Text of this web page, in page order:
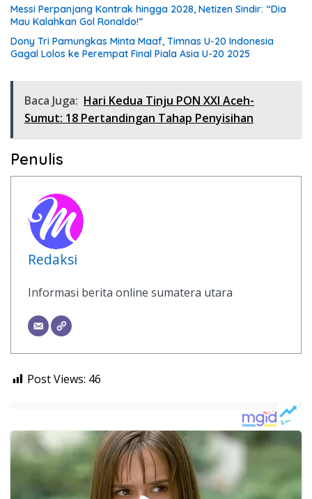
Messi Perpanjang Kontrak hingga 2028, Netizen Sindir: “Dia
Mau Kalahkan Gol Ronaldo!”
Dony Tri Pamungkas Minta Maaf, Timnas U-20 Indonesia
Gagal Lolos ke Perempat Final Piala Asia U-20 2025
Baca Juga: Hari Kedua Tinju PON XXI Aceh-
Sumut: 18 Pertandingan Tahap Penyisihan
Penulis
Redaksi
Informasi berita online sumatera utara
Post Views: 46